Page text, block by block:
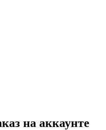
на аккаунте